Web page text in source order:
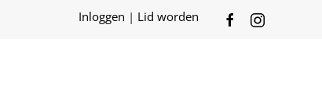
Inloggen | Lid worden